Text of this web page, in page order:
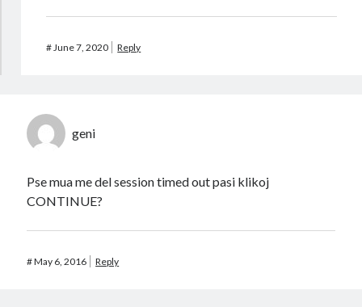
# June 7, 2020 Reply
geni
Pse mua me del session timed out pasi klikoj
CONTINUE?
#May 6, 2016 Reply